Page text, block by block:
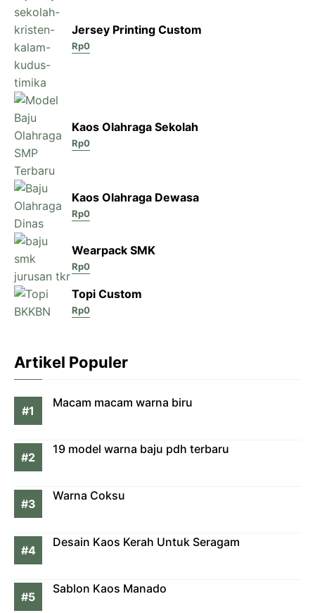
Jersey Printing Custom
Rp0
Kaos Olahraga Sekolah
Rp0
Kaos Olahraga Dewasa
Rp0
Wearpack SMK
Rp0
Topi Custom
Rp0
Artikel Populer
Macam macam warna biru
19 model warna baju pdh terbaru
Warna Coksu
Desain Kaos Kerah Untuk Seragam
Sablon Kaos Manado